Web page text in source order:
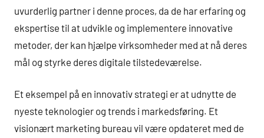
uvurderlig partner i denne proces, da de har erfaring og
ekspertise til at udvikle og implementere innovative
metoder, der kan hjælpe virksomheder med at nå deres
mål og styrke deres digitale tilstedeværelse.
Et eksempel på en innovativ strategi er at udnytte de
nyeste teknologier og trends i markedsføring. Et
visionært marketing bureau vil være opdateret med de